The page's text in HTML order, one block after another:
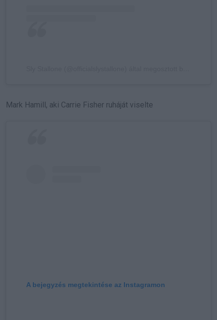
Mark Hamill, aki Carrie Fisher ruháját viselte
A bejegyzés megtekintése az Instagramon